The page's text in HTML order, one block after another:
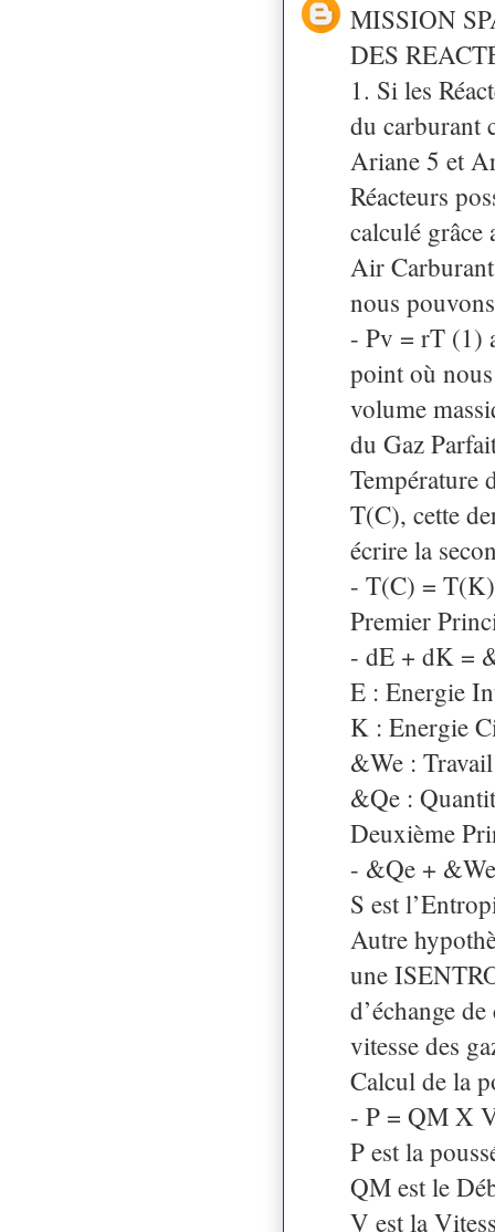
MISSION
DES
1. Si les
du carburant
Ariane 5 et
Réacteurs
calculé grâce
Air
nous
- Pv = rT (1)
point où
volume
du Gaz
Température
T(C), cette
écrire la
- T(C) =
Premier
- dE + dK =
E : Energie
K : Energie
&We :
&Qe :
Deuxième
- &Qe +
S est
Autre
une
d’échange
vitesse des
Calcul de la
- P = QM X
P est la
QM est le
V est la